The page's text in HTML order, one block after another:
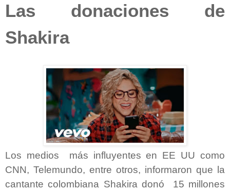
Las donaciones de
Shakira
Los medios más influyentes en EE UU como
CNN, Telemundo, entre otros, informaron que la
cantante colombiana Shakira donó 15 millones